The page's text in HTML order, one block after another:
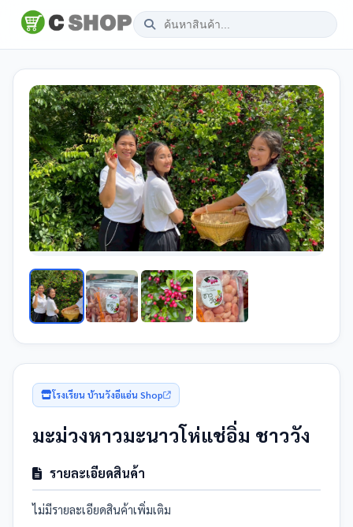
โรงเรียน บ้านวังอีแอ่น Shop
มะม่วงหาวมะนาวโห่แช่อิ่ม ชาววัง
รายละเอียดสินค้า
ไม่มีรายละเอียดสินค้าเพิ่มเติม